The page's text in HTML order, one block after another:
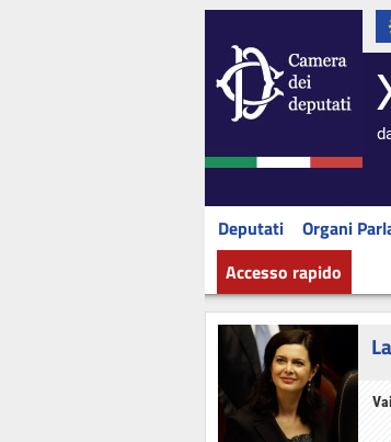
Deputati Organi
Accesso rapido